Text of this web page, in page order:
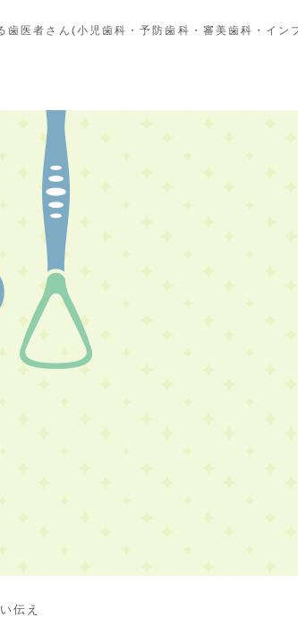
歯医者さん(小児歯科・予防歯科・審美歯科・イン
伝え